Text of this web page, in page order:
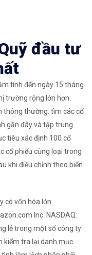
đầu tư
tính đến ngày 15 tháng
trường rộng lớn hơn.
thông thường: tìm các cổ
gần đây và tập trung
tiêu xác định 100 cổ
cổ phiếu cùng loại trong
khi điều chỉnh theo biến
có vốn hóa lớn
Inc. NASDAQ:
lẻ trong một số công ty
kiểm tra lại danh mục